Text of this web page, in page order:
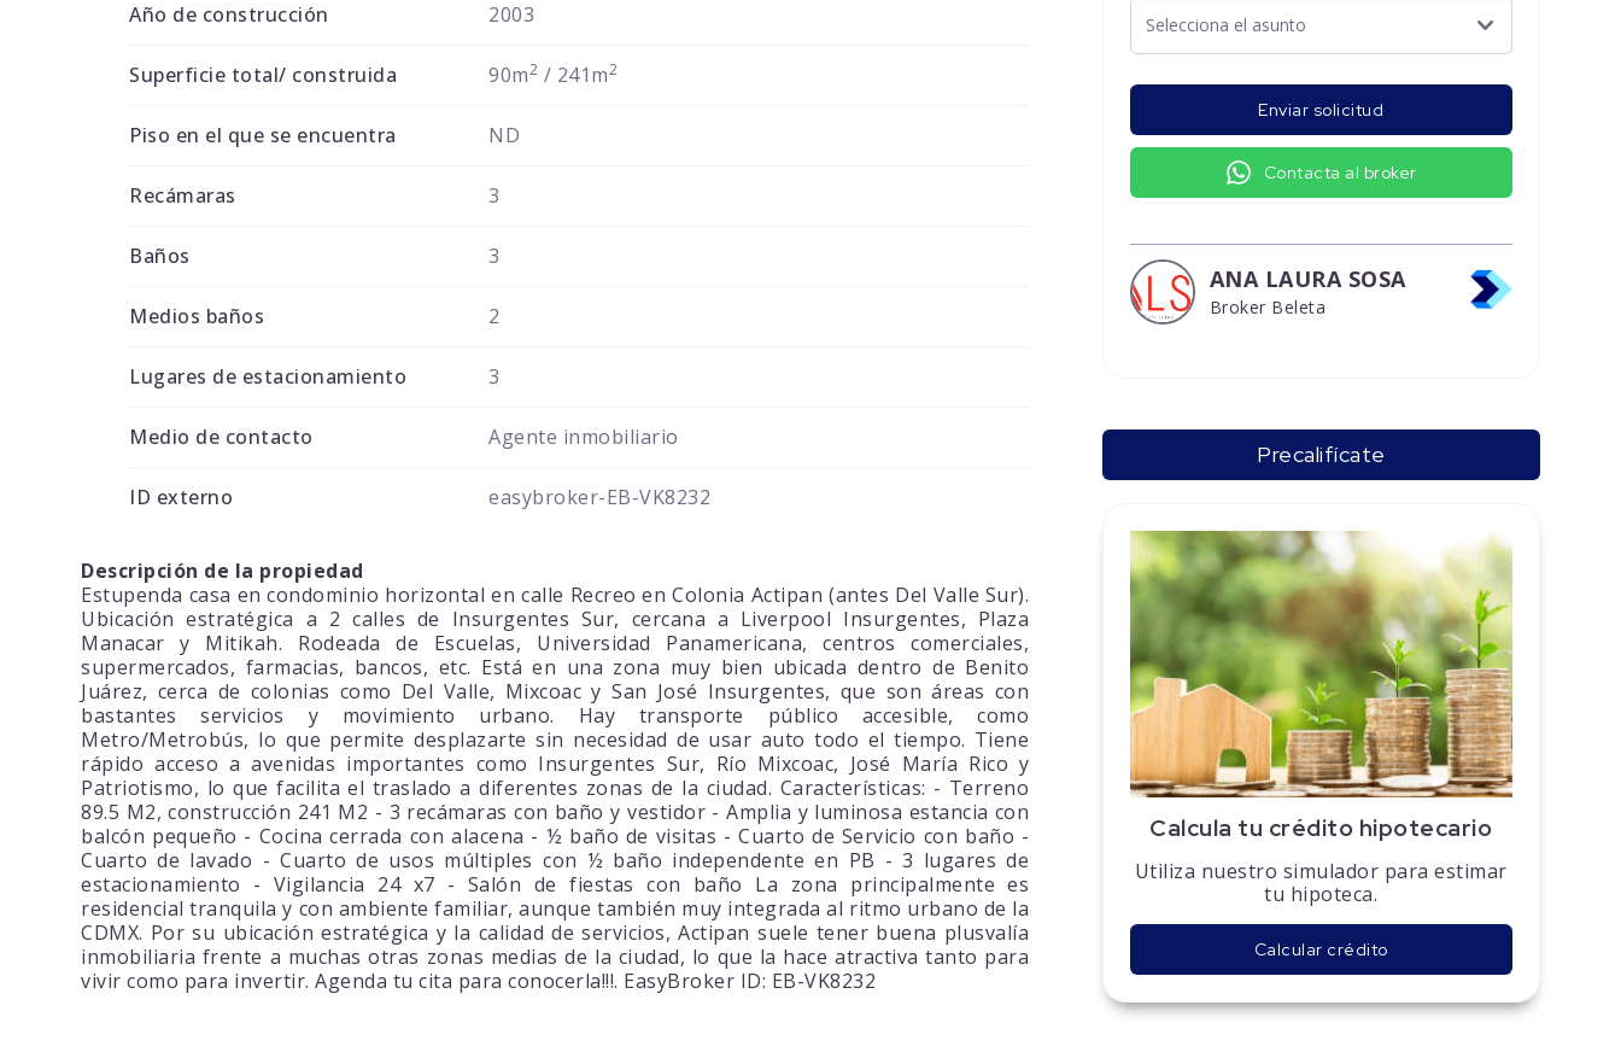
Año de construcción 2003
Superficie total/ construida 90m2 / 241m2
Piso en el que se encuentra ND
Recámaras 3
Baños 3
Medios baños 2
Lugares de estacionamiento 3
Medio de contacto Agente inmobiliario
ID externo easybroker-EB-VK8232
Descripción de la propiedad
Estupenda casa en condominio horizontal en calle Recreo en Colonia Actipan (antes Del Valle Sur).
Ubicación estratégica a 2 calles de Insurgentes Sur, cercana a Liverpool Insurgentes, Plaza
Manacar y Mitikah. Rodeada de Escuelas, Universidad Panamericana, centros comerciales,
supermercados, farmacias, bancos, etc. Está en una zona muy bien ubicada dentro de Benito
Juárez, cerca de colonias como Del Valle, Mixcoac y San José Insurgentes, que son áreas con
bastantes servicios y movimiento urbano. Hay transporte público accesible, como
Metro/Metrobús, lo que permite desplazarte sin necesidad de usar auto todo el tiempo. Tiene
rápido acceso a avenidas importantes como Insurgentes Sur, Río Mixcoac, José María Rico y
Patriotismo, lo que facilita el traslado a diferentes zonas de la ciudad. Características: - Terreno
89.5 M2, construcción 241 M2 - 3 recámaras con baño y vestidor - Amplia y luminosa estancia con
balcón pequeño - Cocina cerrada con alacena - ½ baño de visitas - Cuarto de Servicio con baño -
Cuarto de lavado - Cuarto de usos múltiples con ½ baño independente en PB - 3 lugares de
estacionamiento - Vigilancia 24 x7 - Salón de fiestas con baño La zona principalmente es
residencial tranquila y con ambiente familiar, aunque también muy integrada al ritmo urbano de la
CDMX. Por su ubicación estratégica y la calidad de servicios, Actipan suele tener buena plusvalía
inmobiliaria frente a muchas otras zonas medias de la ciudad, lo que la hace atractiva tanto para
vivir como para invertir. Agenda tu cita para conocerla!!!. EasyBroker ID: EB-VK8232
Enviar solicitud
Contacta al broker
ANA LAURA SOSA
Broker Beleta
Precalifícate
Calcula tu crédito hipotecario
Utiliza nuestro simulador para estimar
tu hipoteca.
Calcular crédito